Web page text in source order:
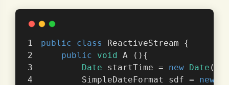
public class ReactiveStream
{
public
void A (){
Date startTime = new Date ();
        SimpleDateFormat sdf =
new